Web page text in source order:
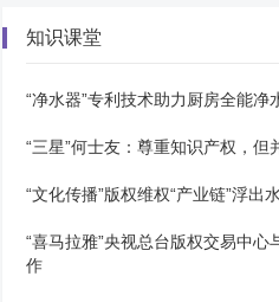
知识课堂
“净水器”专利技术助力厨房全能
“三星”何士友：尊重知识产权，但
“文化传播”版权维权“产业链”浮出
“喜马拉雅”央视总台版权交易中
作